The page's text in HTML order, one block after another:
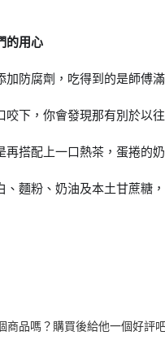
的用心
加防腐劑，吃得到的是師傅
咬下，你會發現那有別於以
再搭配上一口熱茶，蛋捲的
、麵粉、奶油及本土甘蔗糖
商品嗎？購買後給他一個好評吧